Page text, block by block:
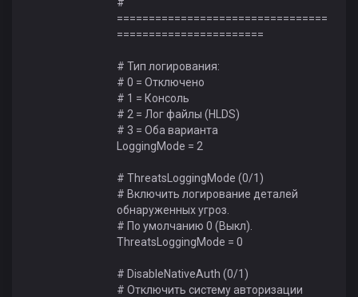
=================================
=======================
# Тип логирования:
# 0 = Отключено
# 1 = Консоль
# 2 = Лог файлы (HLDS)
# 3 = Оба варианта
LoggingMode = 2
# ThreatsLoggingMode (0/1)
# Включить логирование деталей
обнаруженных угроз.
# По умолчанию 0 (Выкл).
ThreatsLoggingMode = 0
# DisableNativeAuth (0/1)
# Отключить систему авторизации